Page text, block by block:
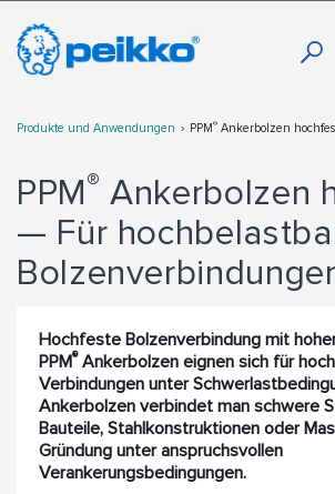
Produkte und Anwendungen PPM® Ankerbolzen
PPM® Ankerbolzen
— Für
Hochfeste Bolzenverbindung mit
PPM®Ankerbolzen eignen sich für
Verbindungen unter
Ankerbolzen verbindet man schwere
Bauteile, Stahlkonstruktionen oder
Gründung unter anspruchsvollen
Verankerungsbedingungen.